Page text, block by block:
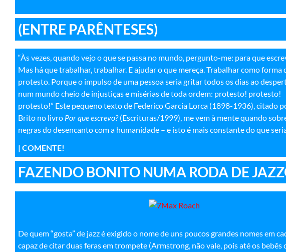
(ENTRE PARÊNTESES)
“Às vezes, quando vejo o que se passa no mundo, pergunto-me: para que
Mas há que trabalhar, trabalhar. E ajudar o que mereça. Trabalhar como forma
protesto. Porque o impulso de uma pessoa seria gritar todos os dias ao
num mundo cheio de injustiças e misérias de toda ordem: protesto! protesto!
protesto!” Este pequeno texto de Federico Garcia Lorca (1898-1936), citado
Brito no livro Por que escrevo?(Escrituras/1999), me vem à mente quando
negras do desencanto com a humanidade – e isto é mais constante do que
| COMENTE!
FAZENDO BONITO NUMA RODA DE
De quem “gosta” de jazz é exigido o nome de uns poucos grandes nomes em
capaz de citar duas feras em trompete (Armstrong, não vale, pois até os bebês